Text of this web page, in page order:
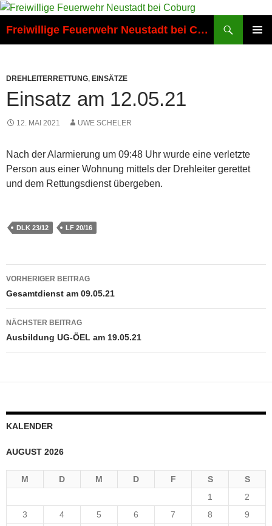
Zum
springen
Freiwillige Feuerwehr Neustadt bei Coburg
DREHLEITERRETTUNG, EINSÄTZE
Einsatz am 12.05.21
12. MAI 2021 UWE SCHELER
Nach der Alarmierung um 09:48 Uhr wurde eine verletzte
Person aus einer Wohnung mittels der Drehleiter gerettet
und dem Rettungsdienst übergeben.
DLK 23/12 LF 20/16
Beitragsnavigation
VORHERIGER BEITRAG
Gesamtdienst am 09.05.21
NÄCHSTER BEITRAG
Ausbildung UG-ÖEL am 19.05.21
KALENDER
AUGUST 2026
M D M D F S S
1
2
3
4 5 6 7 8
9